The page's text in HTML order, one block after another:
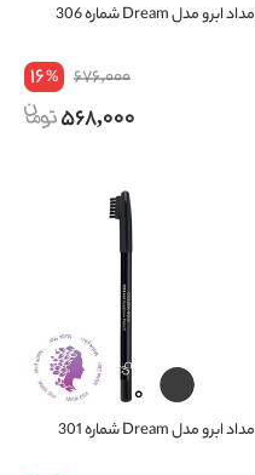
مداد ابرو مدل Dream شماره 306
676,000
16%
568,000
مداد ابرو مدل Dream شماره 301